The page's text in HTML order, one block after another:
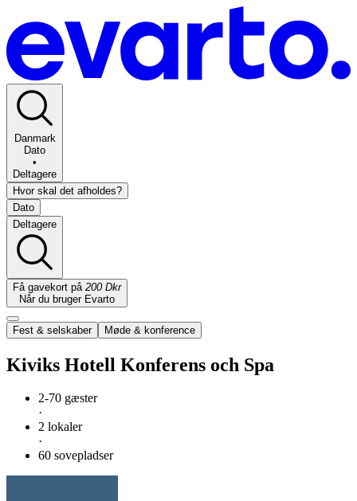
Danmark
Dato
•
Deltagere
Hvor skal det afholdes?
Dato
Deltagere
Få gavekort på 200 Dkr
Når du bruger Evarto
Fest & selskaber Møde & konference
Kiviks Hotell Konferens och Spa
2-70 gæster
·
2 lokaler
·
60 sovepladser